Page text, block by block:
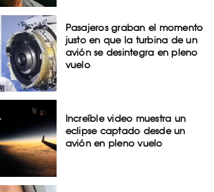
Pasajeros graban el momento
justo en que la turbina de un
avión se desintegra en pleno
vuelo
Increíble video muestra un
eclipse captado desde un
avión en pleno vuelo